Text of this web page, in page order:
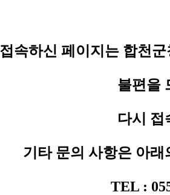
속하신 페이지는 합천
불편을
다시 접
기타 문의 사항은 아
TEL :